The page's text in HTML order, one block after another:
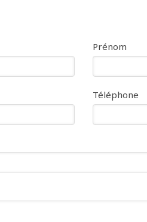
Prénom
Téléphone